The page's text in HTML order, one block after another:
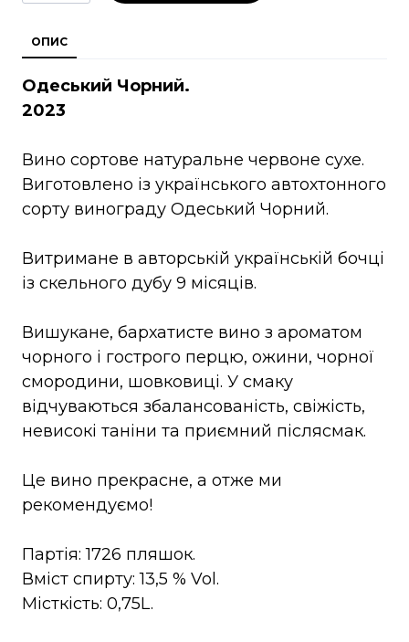
ОПИС
Одеський Чорний.
2023
Вино сортове натуральне червоне сухе.
Виготовлено із українського автохтонного
сорту винограду Одеський Чорний.
Витримане в авторській українській бочці
із скельного дубу 9 місяців.
Вишукане, бархатисте вино з ароматом
чорного і гострого перцю, ожини, чорної
смородини, шовковиці. У смаку
відчуваються збалансованість, свіжість,
невисокі таніни та приємний післясмак.
Це вино прекрасне, а отже ми
рекомендуємо!
Партія: 1726 пляшок.
Вміст спирту: 13,5 % Vol.
Місткість: 0,75L.